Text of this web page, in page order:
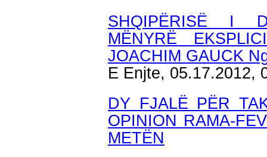
SHQIPËRISË I
MËNYRË
JOACHIM GAUCK
E Enjte, 05.17.2012,
DY FJALË PËR
OPINION RAMA-
METËN